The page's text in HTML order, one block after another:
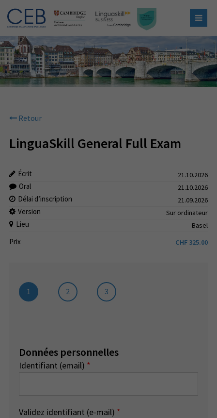
Retour
LinguaSkill General Full Exam
Écrit 21.10.2026
Oral 21.10.2026
Délai d’inscription 21.09.2026
Version Sur ordinateur
Lieu Basel
Prix CHF 325.00
1 2 3
Données personnelles
Identifiant (email) *
Validez identifiant (e-mail) *